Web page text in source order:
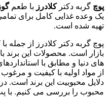
پوچ گربه دکترکلادرز با طعم
یک وعده غذایی کامل برای
تهیه شده است.
پوچ گربه دکتر کلادرز از جمله
بازار است. محصولات این برند
های دنیا و مطابق با
از مواد اولیه با کیفیت و
دلایل محبوبیت این برند است.
محبوب را بررسی می کنیم. با